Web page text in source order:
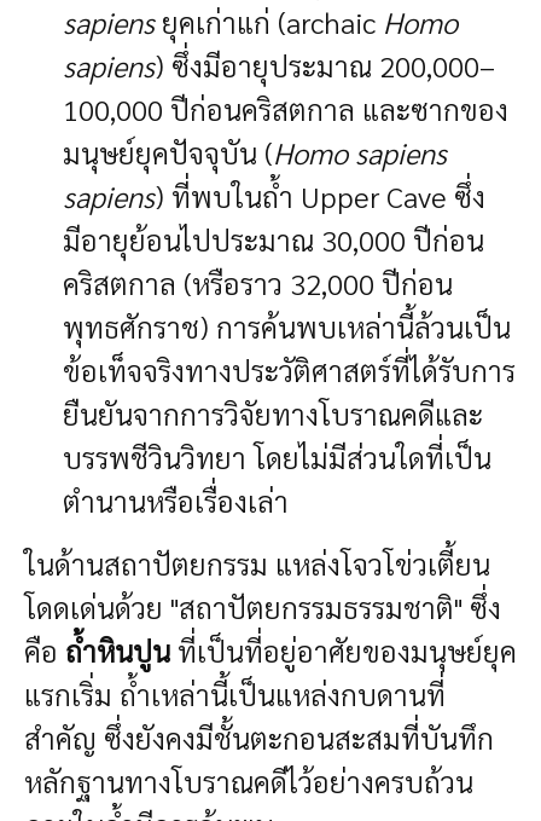
sapiensยุคเก่าแก่ (archaic Homo
sapiens) ซึ่งมีอายุประมาณ 200,000–
100,000 ปีก่อนคริสตกาล และซากของ
มนุษย์ยุคปัจจุบัน (Homo sapiens
sapiens) ที่พบในถ้ำ Upper Cave ซึ่ง
มีอายุย้อนไปประมาณ 30,000 ปีก่อน
คริสตกาล (หรือราว 32,000 ปีก่อน
พุทธศักราช) การค้นพบเหล่านี้ล้วนเป็น
ข้อเท็จจริงทางประวัติศาสตร์ที่ได้รับการ
ยืนยันจากการวิจัยทางโบราณคดีและ
บรรพชีวินวิทยา โดยไม่มีส่วนใดที่เป็น
ตำนานหรือเรื่องเล่า
ในด้านสถาปัตยกรรม แหล่งโจวโข่วเตี้ยน
โดดเด่นด้วย "สถาปัตยกรรมธรรมชาติ" ซึ่ง
คือ ถ้ำหินปูน ที่เป็นที่อยู่อาศัยของมนุษย์ยุค
แรกเริ่ม ถ้ำเหล่านี้เป็นแหล่งกบดานที่
สำคัญ ซึ่งยังคงมีชั้นตะกอนสะสมที่บันทึก
หลักฐานทางโบราณคดีไว้อย่างครบถ้วน